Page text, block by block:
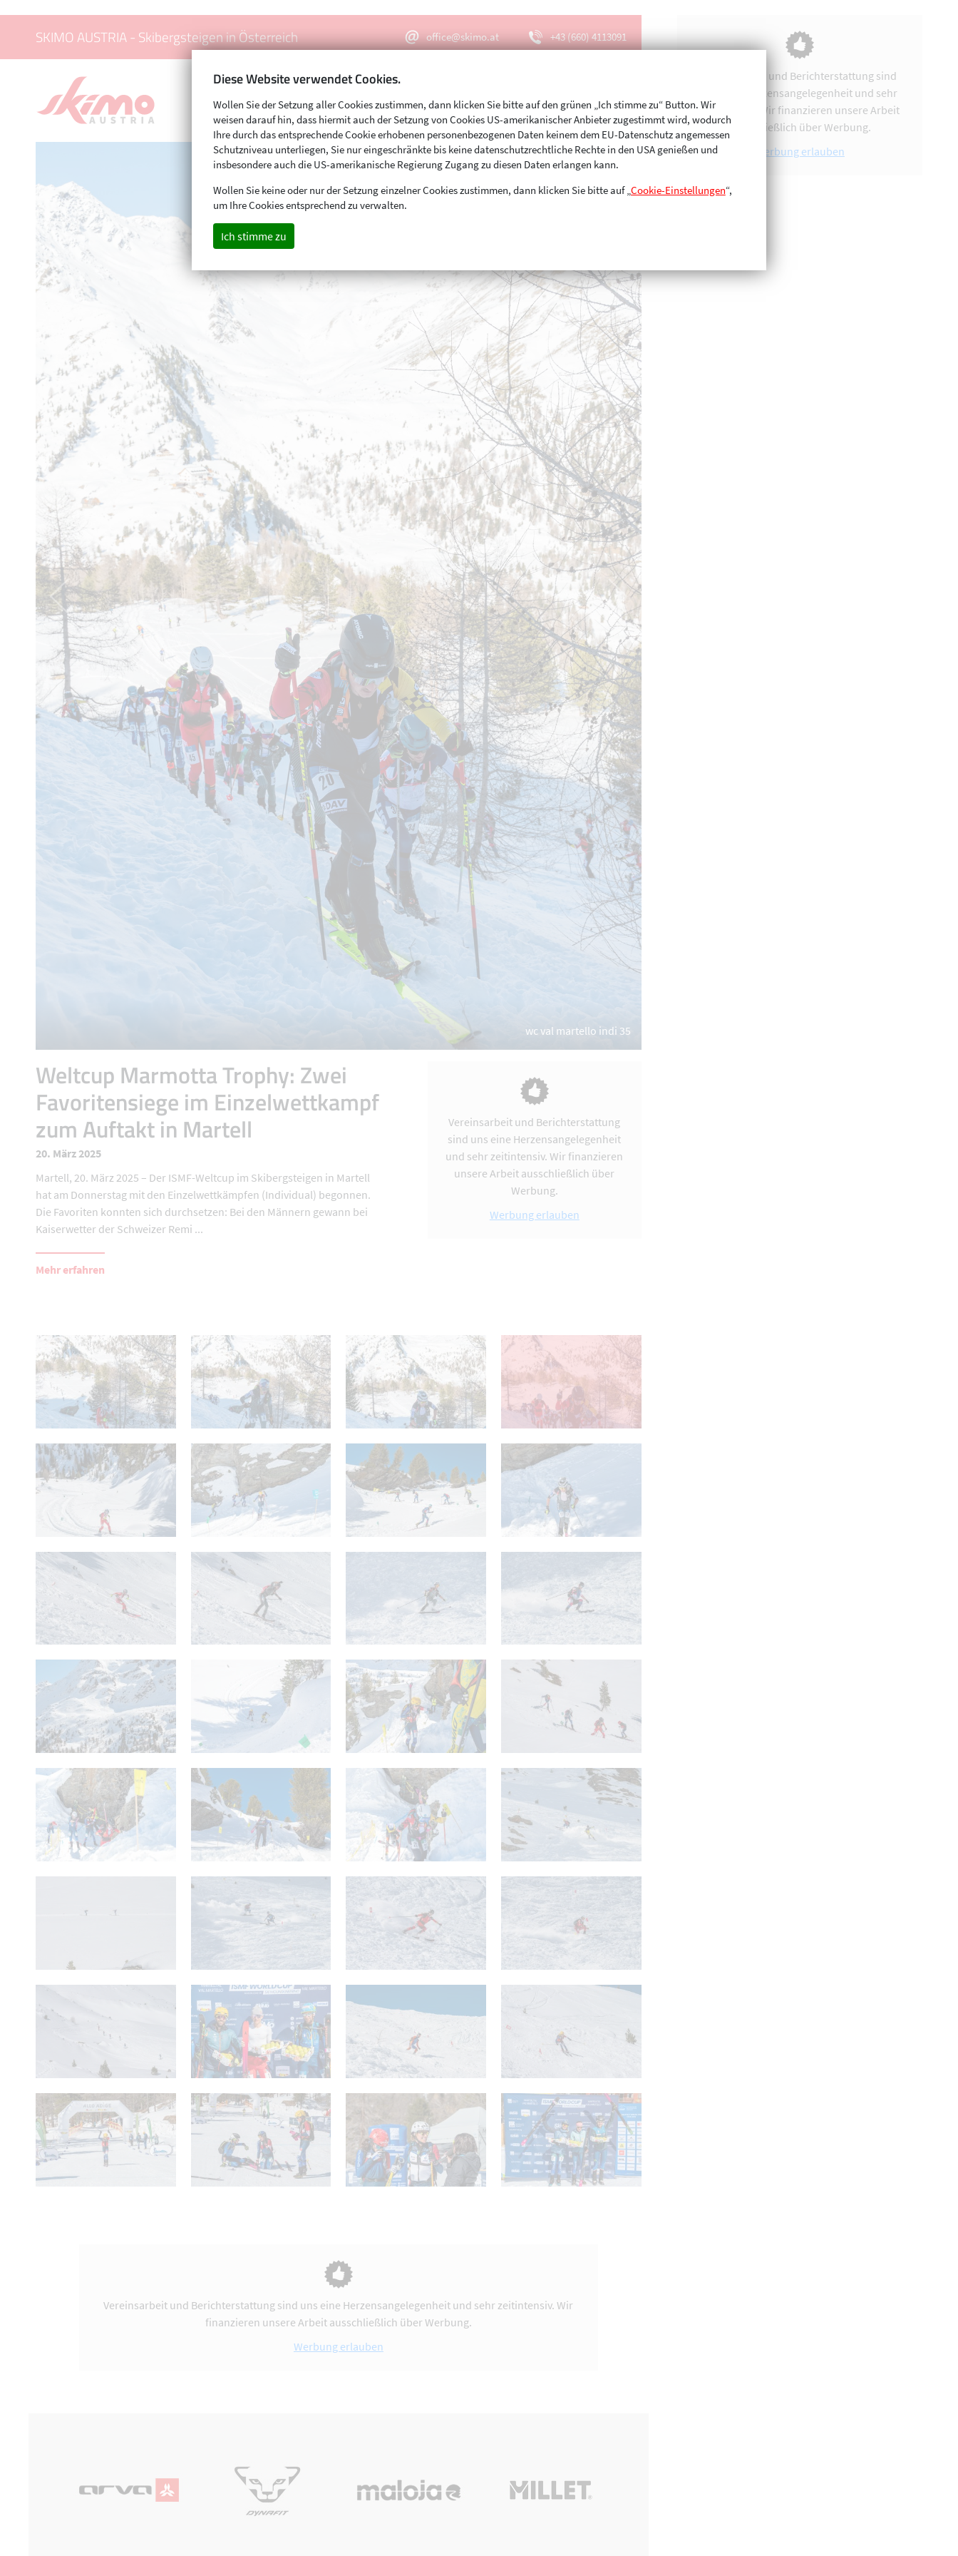
SKIMO AUSTRIA - Skibergsteigen in Österreich office@skimo.at +43 (660) 4113091
Menu
wc val martello indi 35
Weltcup Marmotta Trophy: Zwei
Favoritensiege im Einzelwettkampf
zum Auftakt in Martell
20. März 2025
Martell, 20. März 2025 – Der ISMF-Weltcup im Skibergsteigen in Martell
hat am Donnerstag mit den Einzelwettkämpfen (Individual) begonnen.
Die Favoriten konnten sich durchsetzen: Bei den Männern gewann bei
Kaiserwetter der Schweizer Remi ...
Mehr erfahren
Vereinsarbeit und Berichterstattung
sind uns eine Herzensangelegenheit
und sehr zeitintensiv. Wir finanzieren
unsere Arbeit ausschließlich über
Werbung.
Werbung erlauben
Vereinsarbeit und Berichterstattung sind uns eine Herzensangelegenheit und sehr zeitintensiv. Wir
finanzieren unsere Arbeit ausschließlich über Werbung.
Werbung erlauben
Vereinsarbeit und Berichterstattung sind
uns eine Herzensangelegenheit und sehr
zeitintensiv. Wir finanzieren unsere Arbeit
ausschließlich über Werbung.
Werbung erlauben
Diese Website verwendet Cookies.
Wollen Sie der Setzung aller Cookies zustimmen, dann klicken Sie bitte auf den grünen „Ich stimme zu“ Button. Wir
weisen darauf hin, dass hiermit auch der Setzung von Cookies US-amerikanischer Anbieter zugestimmt wird, wodurch
Ihre durch das entsprechende Cookie erhobenen personenbezogenen Daten keinem dem EU-Datenschutz angemessen
Schutzniveau unterliegen, Sie nur eingeschränkte bis keine datenschutzrechtliche Rechte in den USA genießen und
insbesondere auch die US-amerikanische Regierung Zugang zu diesen Daten erlangen kann.
Wollen Sie keine oder nur der Setzung einzelner Cookies zustimmen, dann klicken Sie bitte auf „Cookie-Einstellungen“,
um Ihre Cookies entsprechend zu verwalten.
Ich stimme zu